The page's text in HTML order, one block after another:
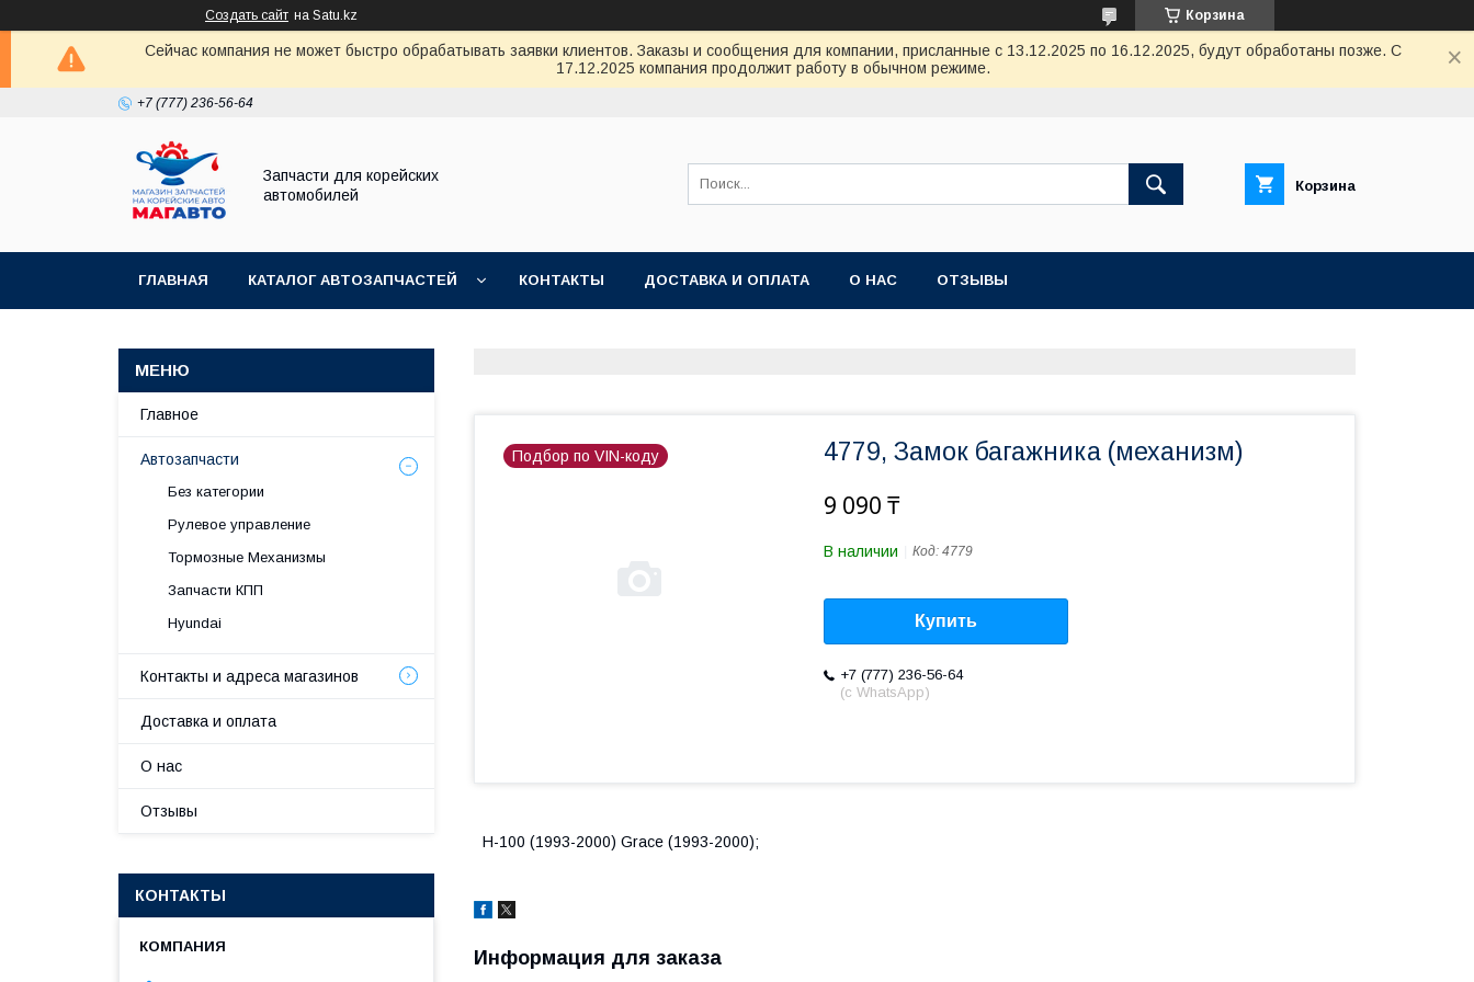
Создать сайт на Satu.kz Корзина
Сейчас компания не может быстро обрабатывать заявки клиентов. Заказы и сообщения для компании, присланные с 13.12.2025 по 16.12.2025, будут обработаны позже. С
17.12.2025 компания продолжит работу в обычном режиме.
+7 (777) 236-56-64
Запчасти для корейских
автомобилей
Корзина
ГЛАВНАЯ КАТАЛОГ АВТОЗАПЧАСТЕЙ КОНТАКТЫ ДОСТАВКА И ОПЛАТА О НАС ОТЗЫВЫ
Подбор по VIN-коду 4779, Замок багажника (механизм)
9 090 ₸
В наличии Код: 4779
Купить
+7 (777) 236-56-64
(с WhatsApp)
H-100 (1993-2000) Grace (1993-2000);
Информация для заказа
Главное
Автозапчасти
Без категории
Рулевое управление
Тормозные Механизмы
Запчасти КПП
Hyundai
Контакты и адреса магазинов
Доставка и оплата
О нас
Отзывы
КОНТАКТЫ